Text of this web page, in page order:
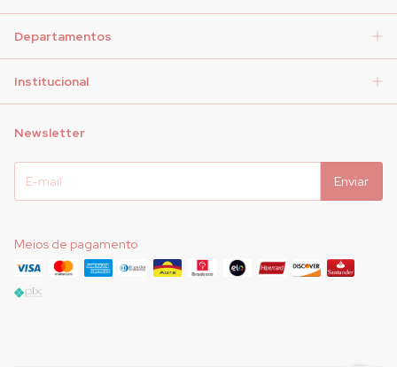
Departamentos
Institucional
Newsletter
Meios de pagamento